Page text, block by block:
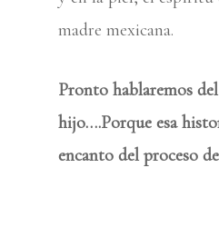
madre mexicana.
Pronto hablaremos
hijo….Porque esa
encanto del proceso